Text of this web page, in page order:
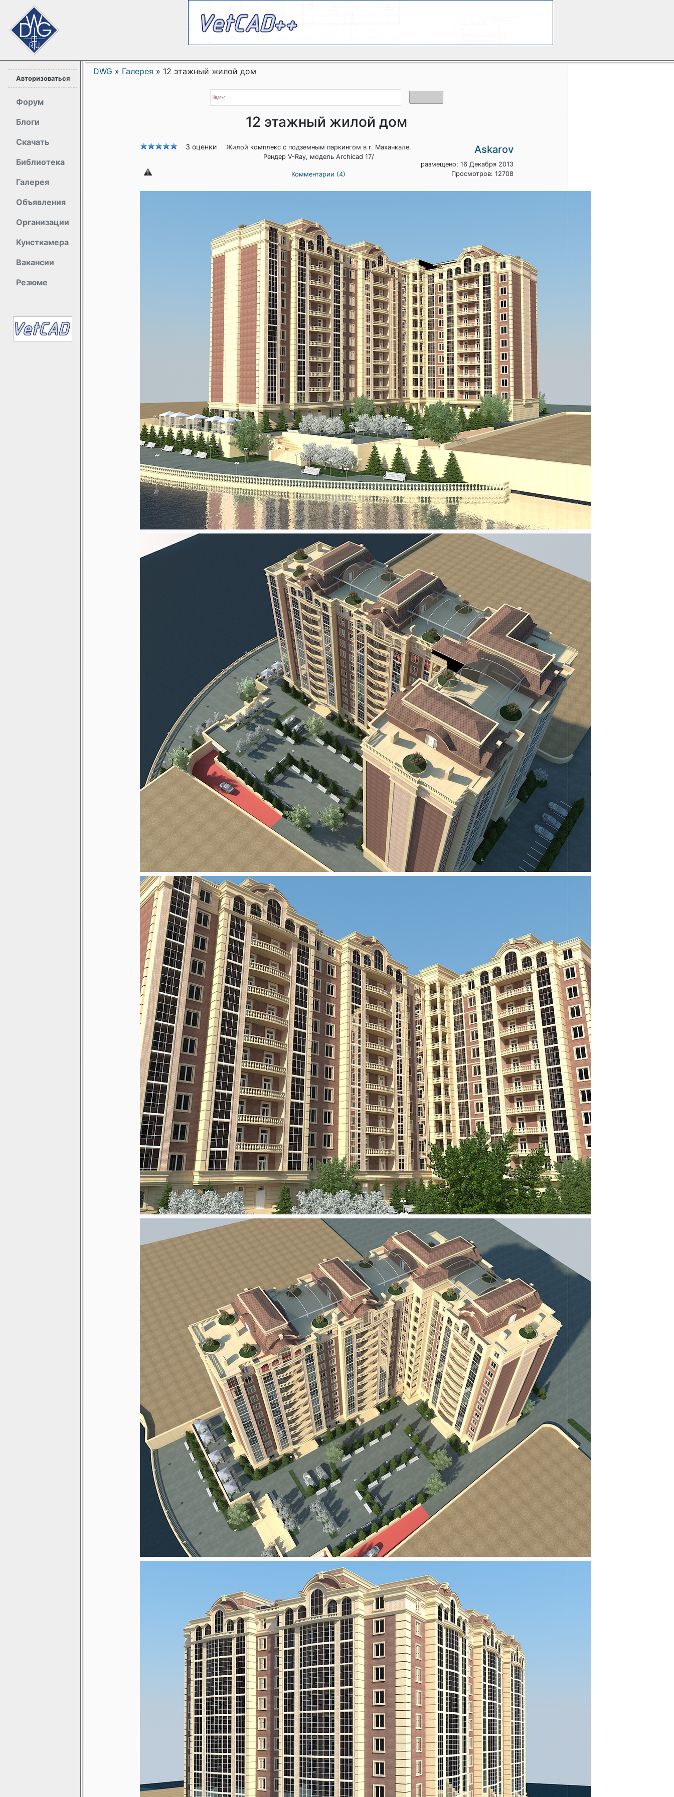
Авторизоваться
Форум
Блоги
Скачать
Библиотека
Галерея
Объявления
Организации
Кунсткамера
Вакансии
Резюме
DWG » Галерея » 12 этажный жилой дом
12 этажный жилой дом
3 оценки
Жилой комплекс с подземным паркингом в г. Махачкале.
Рендер V-Ray, модель Archicad 17/
Комментарии (4)
Askarov
размещено: 16 Декабря 2013
Просмотров: 12708